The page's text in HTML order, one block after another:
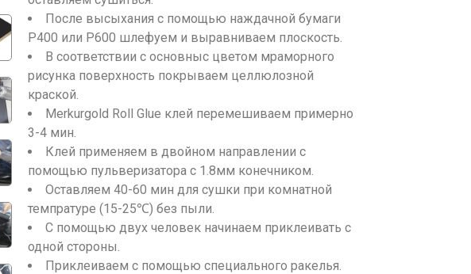
После высыхания с помощью наждачной бумаги
Р400 или Р600 шлефуем и выравниваем плоскость.
В соответствии с основныс цветом мраморного
рисунка поверхность покрываем целлюлозной
краской.
Merkurgold Roll Glue клей перемешиваем примерно
3-4 мин.
Клей применяем в двойном направлении с
помощью пульверизатора с 1.8мм конечником.
Оставляем 40-60 мин для сушки при комнатной
темпратуре (15-25℃) без пыли.
С помощью двух человек начинаем приклеивать с
одной стороны.
Приклеиваем с помощью специального ракелья.